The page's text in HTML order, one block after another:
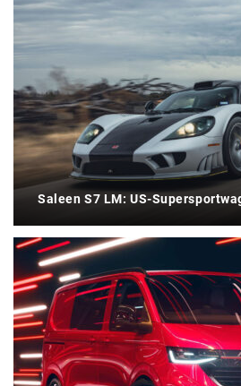
Saleen S7 LM: US-